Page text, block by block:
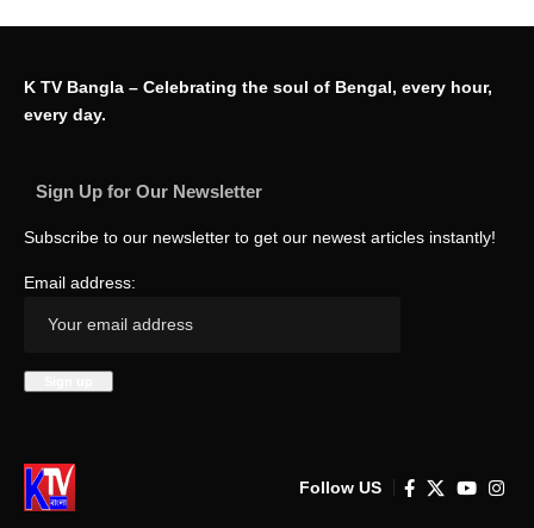
K TV Bangla – Celebrating the soul of Bengal, every hour,
every day.
Sign Up for Our Newsletter
Subscribe to our newsletter to get our newest articles instantly!
Email address:
Follow US